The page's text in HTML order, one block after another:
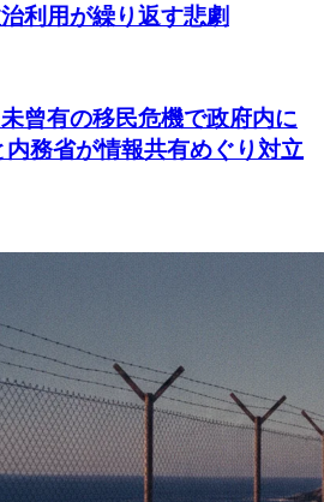
利用が繰り返す悲劇
曾有の移民危機で政府内に
務省が情報共有めぐり対立